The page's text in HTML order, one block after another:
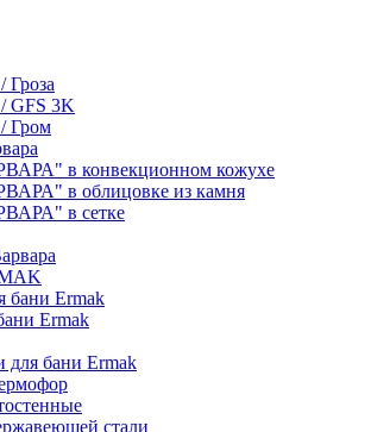
Гроза
GFS 3K
Гром
в конвекционном кожухе
в облицовке из камня
в сетке
бани Ermak
Ermak
для бани Ermak
стали